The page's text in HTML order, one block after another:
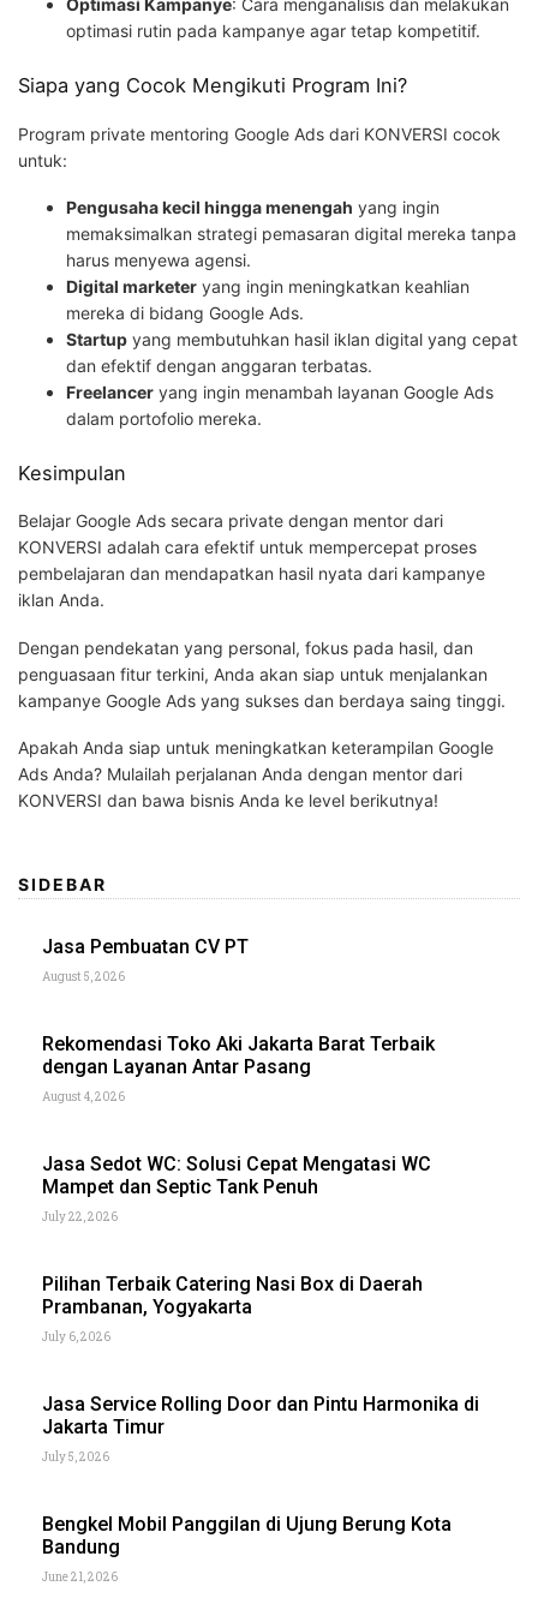
Optimasi Kampanye: Cara menganalisis dan melakukan
optimasi rutin pada kampanye agar tetap kompetitif.
Siapa yang Cocok Mengikuti Program Ini?
Program private mentoring Google Ads dari KONVERSI cocok
untuk:
Pengusaha kecil hingga menengah yang ingin
memaksimalkan strategi pemasaran digital mereka tanpa
harus menyewa agensi.
Digital marketer yang ingin meningkatkan keahlian
mereka di bidang Google Ads.
Startup yang membutuhkan hasil iklan digital yang cepat
dan efektif dengan anggaran terbatas.
Freelancer yang ingin menambah layanan Google Ads
dalam portofolio mereka.
Kesimpulan
Belajar Google Ads secara private dengan mentor dari
KONVERSI adalah cara efektif untuk mempercepat proses
pembelajaran dan mendapatkan hasil nyata dari kampanye
iklan Anda.
Dengan pendekatan yang personal, fokus pada hasil, dan
penguasaan fitur terkini, Anda akan siap untuk menjalankan
kampanye Google Ads yang sukses dan berdaya saing tinggi.
Apakah Anda siap untuk meningkatkan keterampilan Google
Ads Anda? Mulailah perjalanan Anda dengan mentor dari
KONVERSI dan bawa bisnis Anda ke level berikutnya!
SIDEBAR
Jasa Pembuatan CV PT
August 5, 2026
Rekomendasi Toko Aki Jakarta Barat Terbaik
dengan Layanan Antar Pasang
August 4, 2026
Jasa Sedot WC: Solusi Cepat Mengatasi WC
Mampet dan Septic Tank Penuh
July 22, 2026
Pilihan Terbaik Catering Nasi Box di Daerah
Prambanan, Yogyakarta
July 6, 2026
Jasa Service Rolling Door dan Pintu Harmonika di
Jakarta Timur
July 5, 2026
Bengkel Mobil Panggilan di Ujung Berung Kota
Bandung
June 21, 2026